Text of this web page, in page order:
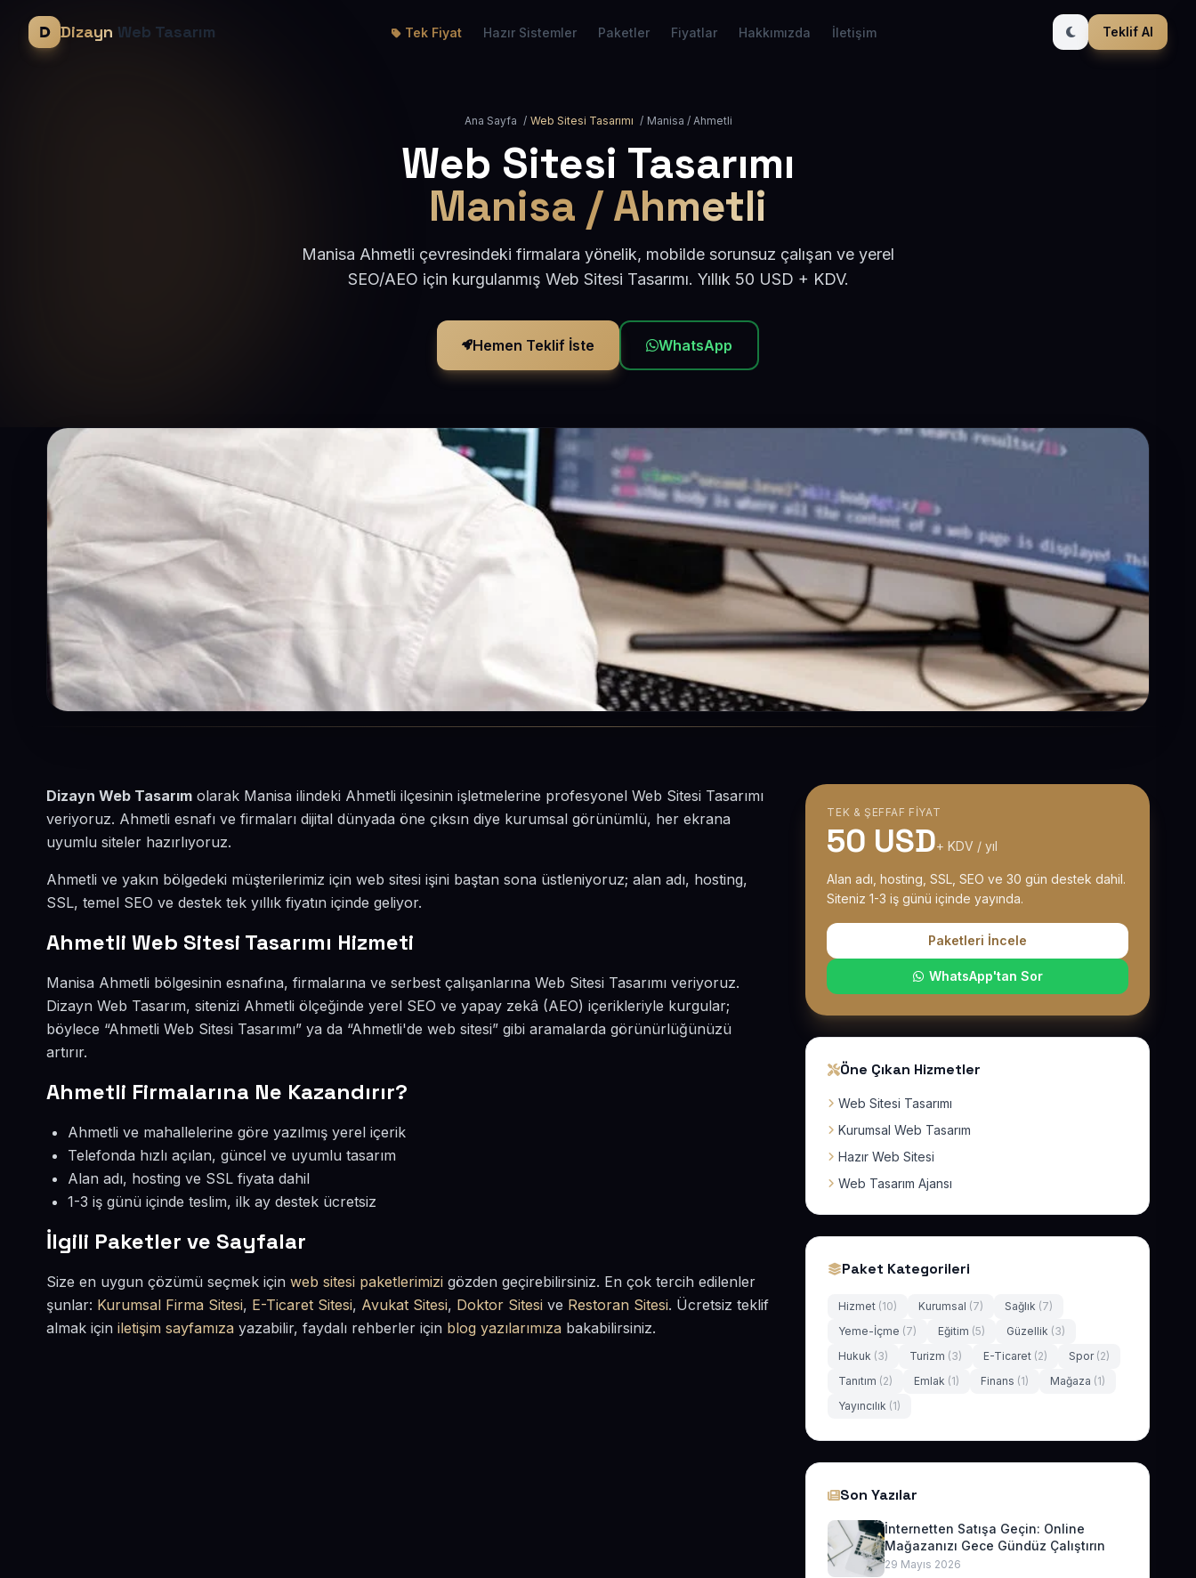
Dizayn Web Tasarım Tek Fiyat Hazır Sistemler Paketler Fiyatlar Hakkımızda İletişim Teklif Al
Ana Sayfa / Web Sitesi Tasarımı / Manisa / Ahmetli
Web Sitesi Tasarımı
Manisa / Ahmetli
Manisa Ahmetli çevresindeki firmalara yönelik, mobilde sorunsuz çalışan ve yerel
SEO/AEO için kurgulanmış Web Sitesi Tasarımı. Yıllık 50 USD + KDV.
Hemen Teklif İste WhatsApp
Dizayn Web Tasarım olarak Manisa ilindeki Ahmetli ilçesinin işletmelerine profesyonel Web Sitesi Tasarımı
veriyoruz. Ahmetli esnafı ve firmaları dijital dünyada öne çıksın diye kurumsal görünümlü, her ekrana
uyumlu siteler hazırlıyoruz.
Ahmetli ve yakın bölgedeki müşterilerimiz için web sitesi işini baştan sona üstleniyoruz; alan adı, hosting,
SSL, temel SEO ve destek tek yıllık fiyatın içinde geliyor.
Ahmetli Web Sitesi Tasarımı Hizmeti
Manisa Ahmetli bölgesinin esnafına, firmalarına ve serbest çalışanlarına Web Sitesi Tasarımı veriyoruz.
Dizayn Web Tasarım, sitenizi Ahmetli ölçeğinde yerel SEO ve yapay zekâ (AEO) içerikleriyle kurgular;
böylece “Ahmetli Web Sitesi Tasarımı” ya da “Ahmetli'de web sitesi” gibi aramalarda görünürlüğünüzü
artırır.
Ahmetli Firmalarına Ne Kazandırır?
Ahmetli ve mahallelerine göre yazılmış yerel içerik
Telefonda hızlı açılan, güncel ve uyumlu tasarım
Alan adı, hosting ve SSL fiyata dahil
1-3 iş günü içinde teslim, ilk ay destek ücretsiz
İlgili Paketler ve Sayfalar
Size en uygun çözümü seçmek için web sitesi paketlerimizi gözden geçirebilirsiniz. En çok tercih edilenler
şunlar: Kurumsal Firma Sitesi, E-Ticaret Sitesi, Avukat Sitesi, Doktor Sitesi ve Restoran Sitesi. Ücretsiz teklif
almak için iletişim sayfamıza yazabilir, faydalı rehberler için blog yazılarımıza bakabilirsiniz.
TEK & ŞEFFAF FIYAT
50 USD+ KDV / yıl
Alan adı, hosting, SSL, SEO ve 30 gün destek dahil.
Siteniz 1-3 iş günü içinde yayında.
Paketleri İncele
WhatsApp'tan Sor
Öne Çıkan Hizmetler
Web Sitesi Tasarımı
Kurumsal Web Tasarım
Hazır Web Sitesi
Web Tasarım Ajansı
Paket Kategorileri
Hizmet (10) Kurumsal (7) Sağlık (7)
Yeme-İçme (7) Eğitim (5) Güzellik (3)
Hukuk (3) Turizm (3) E-Ticaret (2) Spor (2)
Tanıtım (2) Emlak (1) Finans (1) Mağaza (1)
Yayıncılık (1)
Son Yazılar
İnternetten Satışa Geçin: Online
Mağazanızı Gece Gündüz Çalıştırın
29 Mayıs 2026